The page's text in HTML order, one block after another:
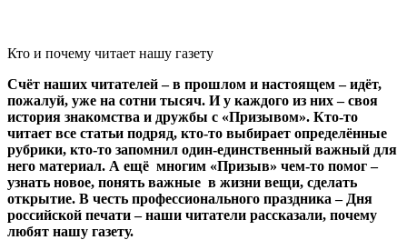
Кто и почему читает нашу газету
Счёт наших читателей – в прошлом и настоящем – идёт,
пожалуй, уже на сотни тысяч. И у каждого из них – своя
история знакомства и дружбы с «Призывом». Кто-то
читает все статьи подряд, кто-то выбирает определённые
рубрики, кто-то запомнил один-единственный важный для
него материал. А ещё многим «Призыв» чем-то помог –
узнать новое, понять важные в жизни вещи, сделать
открытие. В честь профессионального праздника – Дня
российской печати – наши читатели рассказали, почему
любят нашу газету.